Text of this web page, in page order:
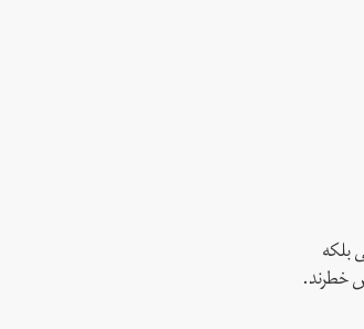
بلکه
خطرند.